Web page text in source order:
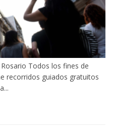
Todos los fines de
recorridos guiados gratuitos